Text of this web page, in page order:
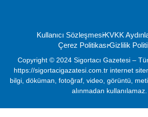
Kullanıcı SözleşmesiKVKK
Çerez PolitikasıGizlilik
Copyright © 2024 Sigortacı Gazetesi –
https://sigortacigazatesi.com.tr internet
bilgi, döküman, fotoğraf, video, görüntü,
alınmadan kullanılamaz.